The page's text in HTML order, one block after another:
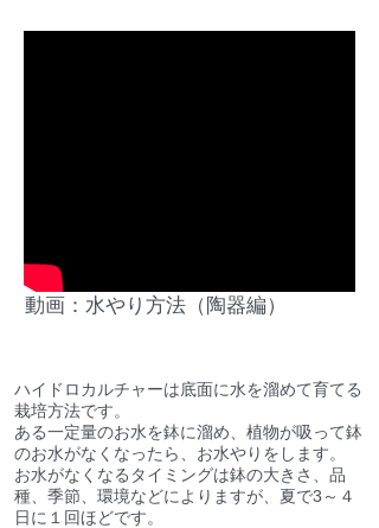
ハイドロカルチャーは底面に水を溜めて育てる
栽培方法です。
ある一定量のお水を鉢に溜め、植物が吸って鉢
のお水がなくなったら、お水やりをします。
お水がなくなるタイミングは鉢の大きさ、品
種、季節、環境などによりますが、夏で3～４
日に１回ほどです。
動画：水やり方法（陶器編）